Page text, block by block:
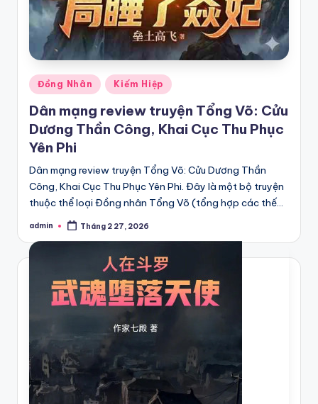
Posted
in
Đồng Nhân Kiếm Hiệp
Dân mạng review truyện Tổng Võ: Cửu
Dương Thần Công, Khai Cục Thu Phục
Yên Phi
Dân mạng review truyện Tổng Võ: Cửu Dương Thần
Công, Khai Cục Thu Phục Yên Phi. Đây là một bộ truyện
thuộc thể loại Đồng nhân Tổng Võ (tổng hợp các thế…
Posted
admin Tháng 2 27, 2026